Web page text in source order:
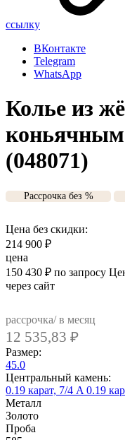
ссылку
ВКонтакте
Telegram
WhatsApp
Колье из
(048071)
Рассрочка без %
Цена без скидки:
214 900 ₽
цена
150 430 ₽ по запросу
через сайт
рассрочка/ в месяц
12 535,83 ₽
Размер:
45.0
Центральный камень:
0.19 карат, 7/4 A 0.19
Металл
Золото
Проба